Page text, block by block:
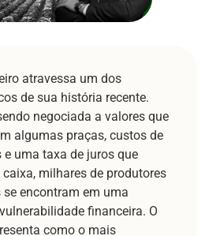
atravessa um dos
de sua história recente.
negociada a valores que
algumas praças, custos de
uma taxa de juros que
milhares de produtores
encontram em uma
financeira. O
como o mais